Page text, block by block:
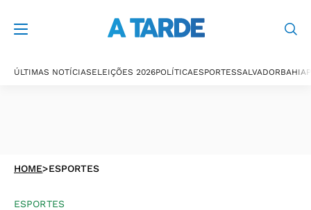
ÚLTIMAS NOTÍCIASELEIÇÕES 2026POLÍTICAESPORTESSALVADORBAHIA
HOME>ESPORTES
ESPORTES